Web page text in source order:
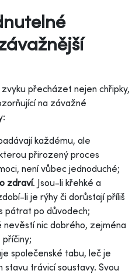
přecházet nejen chřipky,
na závažné
každému, ale
přirozený proces
není vůbec jednoduché;
zdraví. Jsou-li křehké a
li je rýhy či dorůstají příliš
pátrat po důvodech;
nevěstí nic dobrého, zejména
společenské tabu, leč je
stavu trávicí soustavy. Svou